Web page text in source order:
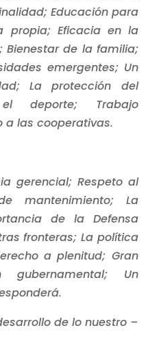
Educación para
propia; Eficacia en la
de la familia;
emergentes; Un
La protección del
deporte; Trabajo
a las cooperativas.
gerencial; Respeto al
mantenimiento; La
de la Defensa
fronteras; La política
a plenitud; Gran
gubernamental; Un
de lo nuestro –